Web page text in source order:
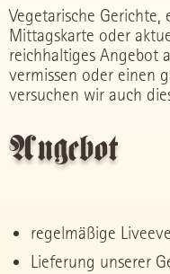
Vegetarische
Mittagskarte oder
reichhaltiges Angebot
vermissen oder einen
versuchen wir auch
Angebot
regelmäßige
Lieferung unserer